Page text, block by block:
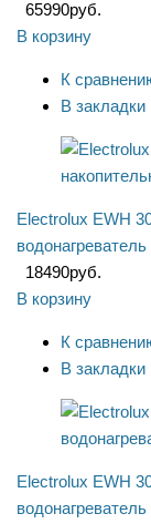
65990руб.
В корзину
К
В закладки
Electrolux EWH
водонагреватель
18490руб.
В корзину
К
В закладки
Electrolux EWH
водонагреватель